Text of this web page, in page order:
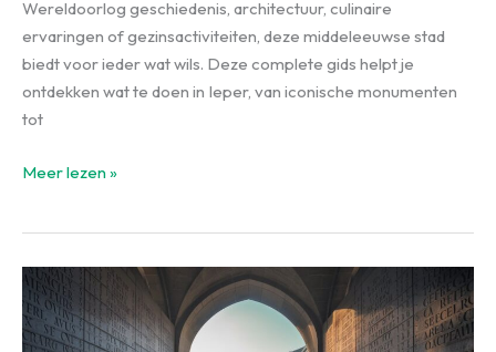
Wereldoorlog geschiedenis, architectuur, culinaire
ervaringen of gezinsactiviteiten, deze middeleeuwse stad
biedt voor ieder wat wils. Deze complete gids helpt je
ontdekken wat te doen in Ieper, van iconische monumenten
tot
Wat
Ieper:
25+
Beste
Meer lezen »